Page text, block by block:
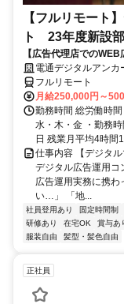
【フルリモート
ト 23年度新設
【広告代理店での
G／全国×完全在宅／
電通デジタルアン
フルリモート
月給250,000円～
勤務時間 総労働時
水・木・金 ・勤務
日 残業月平均4時間
仕事内容 【デジタ
デジタル広告運用コ
広告運用実務に携わ
い…」 「地...
社員登用あり 固定時間制
研修あり
在宅OK 賞与あ
服装自由
髪型・髪色自由
正社員